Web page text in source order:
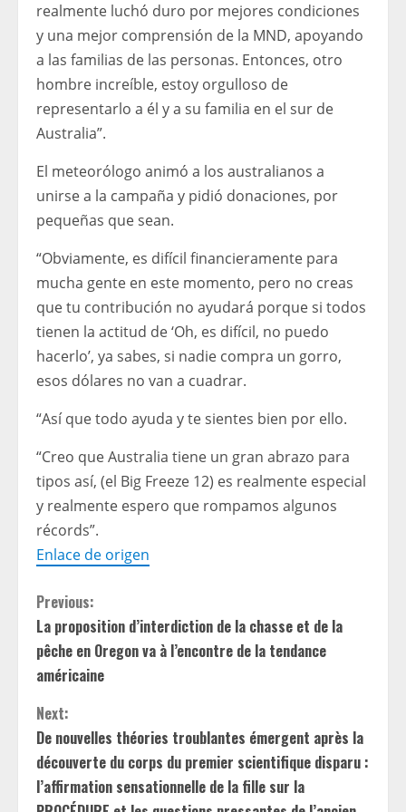
realmente luchó duro por mejores condiciones
y una mejor comprensión de la MND, apoyando
a las familias de las personas. Entonces, otro
hombre increíble, estoy orgulloso de
representarlo a él y a su familia en el sur de
Australia”.
El meteorólogo animó a los australianos a
unirse a la campaña y pidió donaciones, por
pequeñas que sean.
“Obviamente, es difícil financieramente para
mucha gente en este momento, pero no creas
que tu contribución no ayudará porque si todos
tienen la actitud de ‘Oh, es difícil, no puedo
hacerlo’, ya sabes, si nadie compra un gorro,
esos dólares no van a cuadrar.
“Así que todo ayuda y te sientes bien por ello.
“Creo que Australia tiene un gran abrazo para
tipos así, (el Big Freeze 12) es realmente especial
y realmente espero que rompamos algunos
récords”.
Enlace de origen
C
o
n
t
i
n
Previous:
La proposition d’interdiction de la chasse et de la
pêche en Oregon va à l’encontre de la tendance
américaine
Next:
De nouvelles théories troublantes émergent après la
découverte du corps du premier scientifique disparu :
l’affirmation sensationnelle de la fille sur la